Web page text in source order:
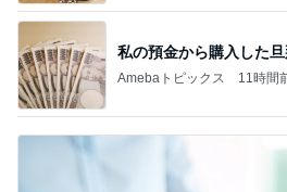
私の預金から購入した
Amebaトピックス 11時間